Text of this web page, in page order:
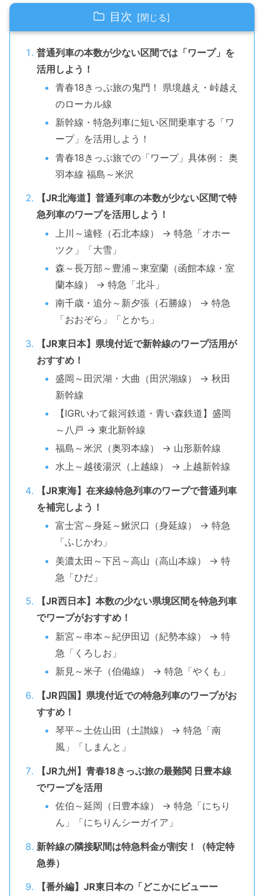
目次
普通列車の本数が少ない区間では「ワープ」を
活用しよう！
青春18きっぷ旅の鬼門！ 県境越え・峠越え
のローカル線
新幹線・特急列車に短い区間乗車する「ワ
ープ」を活用しよう！
青春18きっぷ旅での「ワープ」具体例： 奥
羽本線 福島～米沢
【JR北海道】普通列車の本数が少ない区間で特
急列車のワープを活用しよう！
上川～遠軽（石北本線） → 特急「オホー
ツク」「大雪」
森～長万部～豊浦～東室蘭（函館本線・室
蘭本線） → 特急「北斗」
南千歳・追分～新夕張（石勝線） → 特急
「おおぞら」「とかち」
【JR東日本】県境付近で新幹線のワープ活用が
おすすめ！
盛岡～田沢湖・大曲（田沢湖線） → 秋田
新幹線
【IGRいわて銀河鉄道・青い森鉄道】盛岡
～八戸 → 東北新幹線
福島～米沢（奥羽本線） → 山形新幹線
水上～越後湯沢（上越線） → 上越新幹線
【JR東海】在来線特急列車のワープで普通列車
を補完しよう！
富士宮～身延～鰍沢口（身延線） → 特急
「ふじかわ」
美濃太田～下呂～高山（高山本線） → 特
急「ひだ」
【JR西日本】本数の少ない県境区間を特急列車
でワープがおすすめ！
新宮～串本～紀伊田辺（紀勢本線） → 特
急「くろしお」
新見～米子（伯備線） → 特急「やくも」
【JR四国】県境付近での特急列車のワープがお
すすめ！
琴平～土佐山田（土讃線） → 特急「南
風」「しまんと」
【JR九州】青春18きっぷ旅の最難関 日豊本線
でワープを活用
佐伯～延岡（日豊本線） → 特急「にちり
ん」「にちりんシーガイア」
新幹線の隣接駅間は特急料金が割安！（特定特
急券）
【番外編】JR東日本の「どこかにビューー